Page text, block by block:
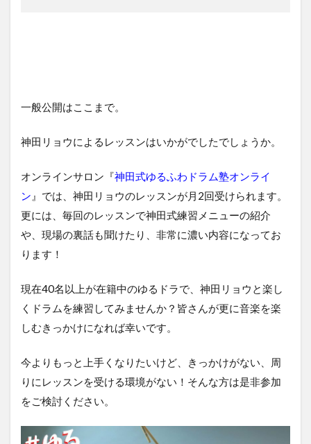
一般公開はここまで。
神田リョウによるレッスンはいかがでしたでしょうか。
オンラインサロン『神田式ゆるふわドラム塾オンライ
ン 』では、神田リョウのレッスンが月2回受けられます。
更には、毎回のレッスンで神田式練習メニューの紹介
や、現場の裏話も聞けたり、非常に濃い内容になってお
ります！
現在40名以上が在籍中のゆるドラで、神田リョウと楽し
くドラムを練習してみませんか？皆さんが更に音楽を楽
しむきっかけになれば幸いです。
今よりもっと上手くなりたいけど、きっかけがない、周
りにレッスンを受ける環境がない！そんな方は是非参加
をご検討ください。